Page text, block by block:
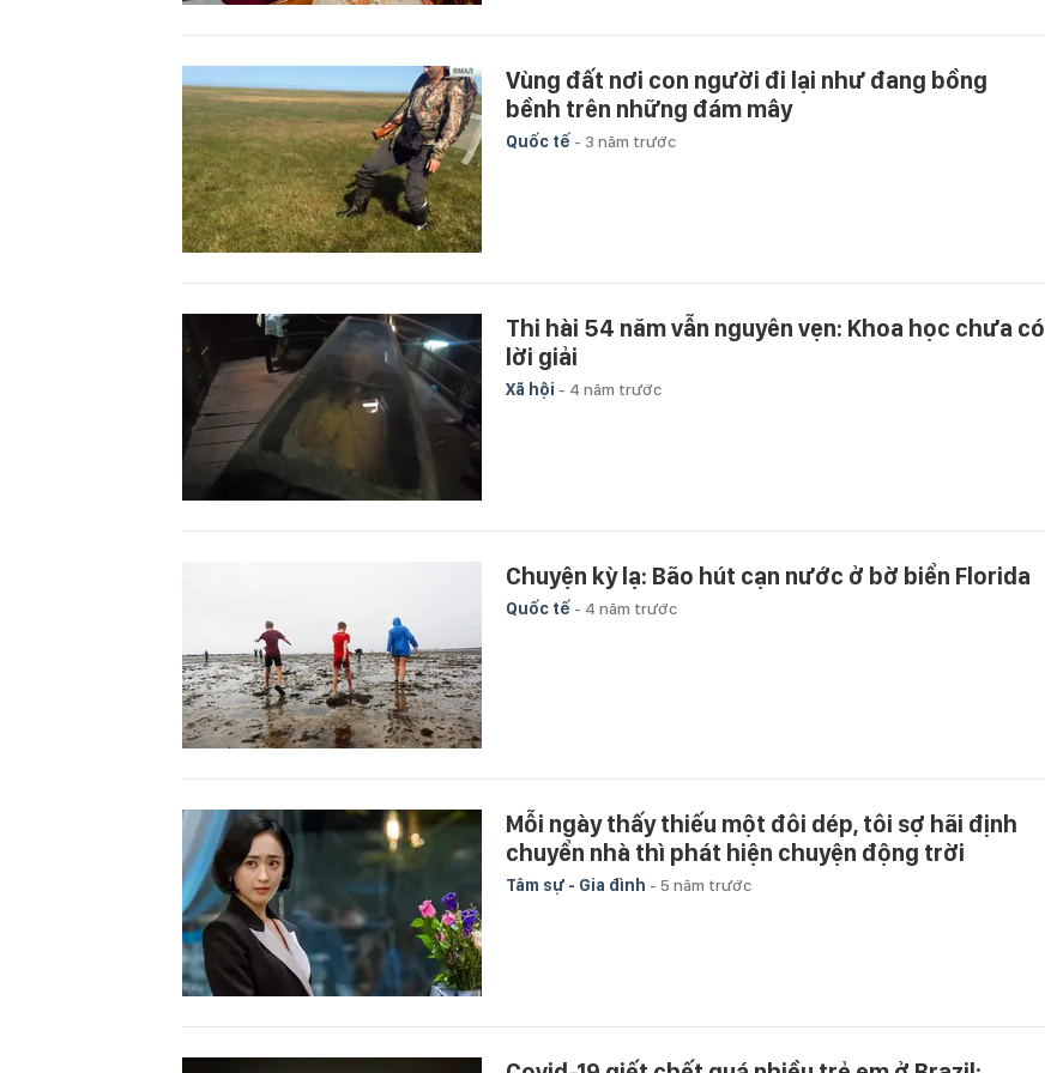
Vùng đất nơi con người đi lại như đang bồng
bềnh trên những đám mây
Quốc tế - 3 năm trước
Thi hài 54 năm vẫn nguyên vẹn: Khoa học chưa có
lời giải
Xã hội - 4 năm trước
Chuyện kỳ lạ: Bão hút cạn nước ở bờ biển Florida
Quốc tế - 4 năm trước
Mỗi ngày thấy thiếu một đôi dép, tôi sợ hãi định
chuyển nhà thì phát hiện chuyện động trời
Tâm sự - Gia đình - 5 năm trước